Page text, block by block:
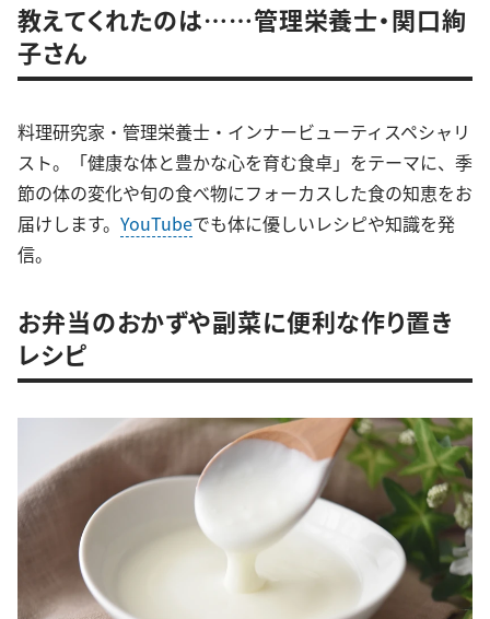
教えてくれたのは……管理栄養士・関口絢
子さん
料理研究家・管理栄養士・インナービューティスペシャリ
スト。「健康な体と豊かな心を育む食卓」をテーマに、季
節の体の変化や旬の食べ物にフォーカスした食の知恵をお
届けします。 YouTubeでも体に優しいレシピや知識を発
信。
お弁当のおかずや副菜に便利な作り置き
レシピ